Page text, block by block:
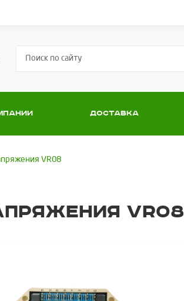
Доставка
VR08
VR08